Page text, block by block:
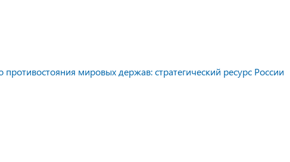
мировых держав: стратегический ресурс России